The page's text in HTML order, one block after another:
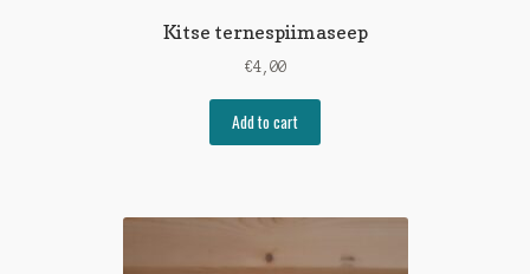
Kitse ternespiimaseep
€4,00
Add to cart